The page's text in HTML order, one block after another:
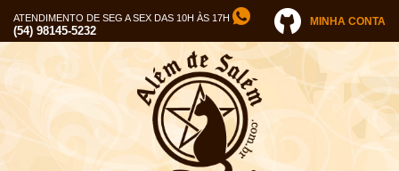
ATENDIMENTO DE SEG A SEX DAS 10H ÀS 17H
(54) 98145-5232
MINHA CONTA